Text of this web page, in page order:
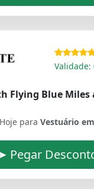
Validade:
Flying Blue Miles
para Vestuário
Pegar